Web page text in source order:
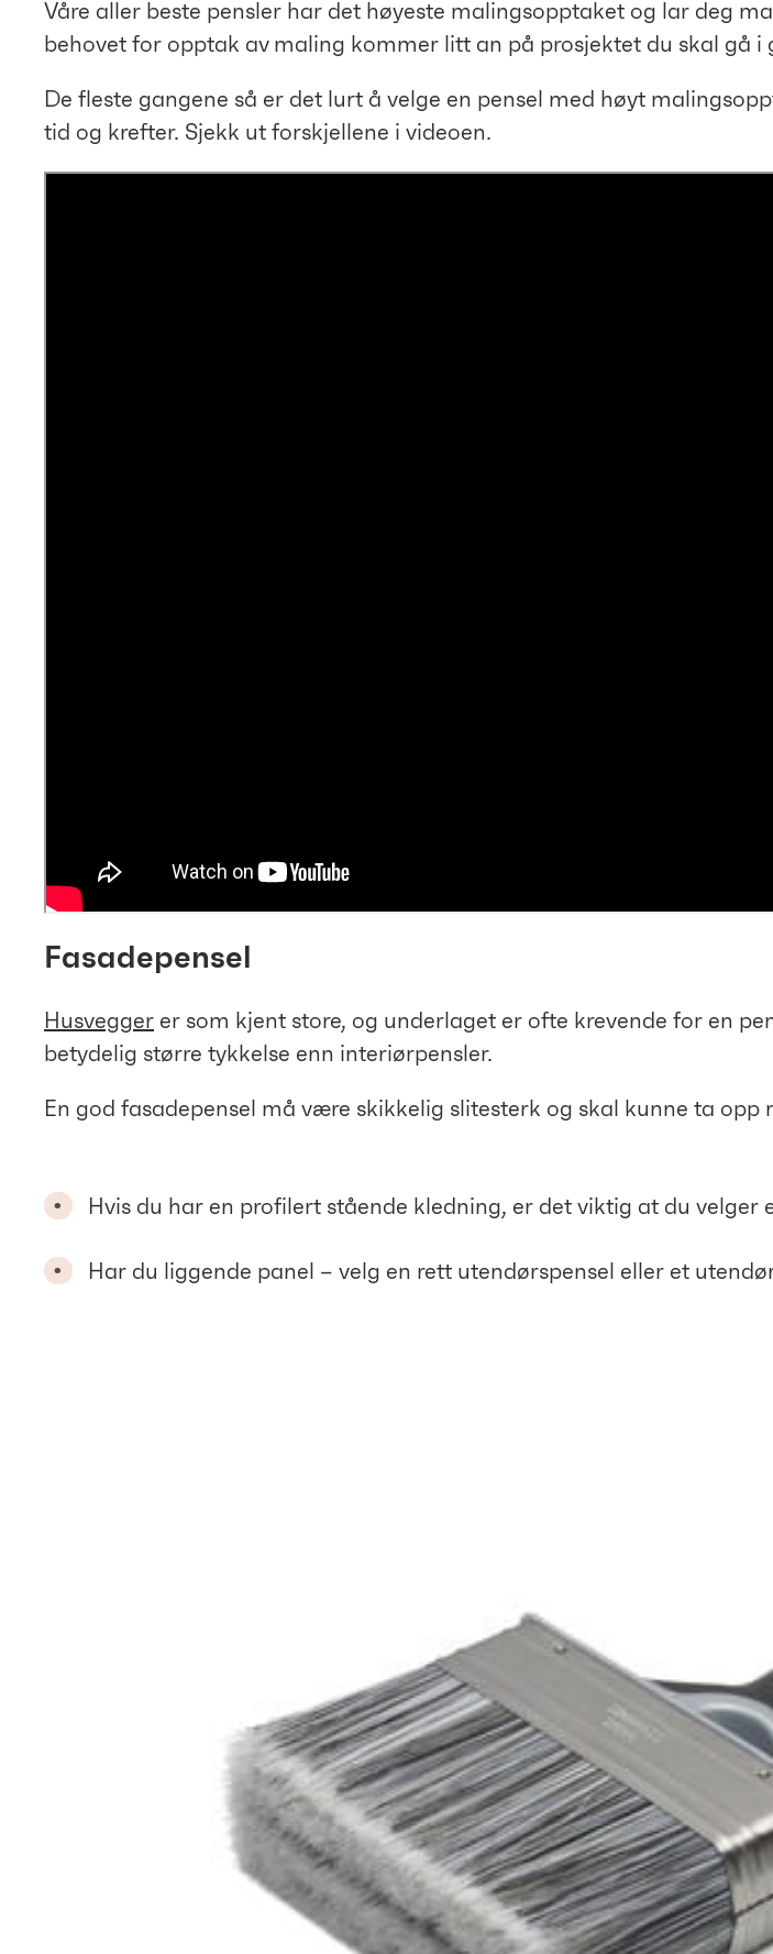
Våre aller beste pensler har det høyeste malingsopptaket og lar deg
behovet for opptak av maling kommer litt an på prosjektet du skal gå i
De fleste gangene så er det lurt å velge en pensel med høyt
tid og krefter. Sjekk ut forskjellene i videoen.
Fasadepensel
Husvegger er som kjent store, og underlaget er ofte krevende for en
betydelig større tykkelse enn interiørpensler.
En god fasadepensel må være skikkelig slitesterk og skal kunne ta
Hvis du har en profilert stående kledning, er det viktig at du velger
Har du liggende panel – velg en rett utendørspensel eller et